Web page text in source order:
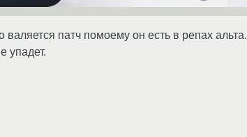
патч помоему он есть в репах альта.
упадет.